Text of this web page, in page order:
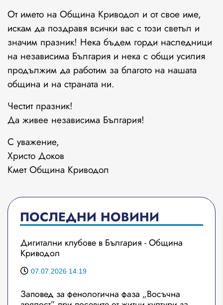
От името на Община Криводол и от свое име,
искам да поздравя всички вас с този светъл и
значим празник! Нека бъдем горди наследници
на независима България и нека с общи усилия
продължим да работим за благото на нашата
община и на страната ни.
Честит празник!
Да живее независима България!
С уважение,
Христо Доков
Кмет Община Криводол
ПОСЛЕДНИ НОВИНИ
Дигитални клубове в България - Община
Криводол
07.07.2026 14:19
Заповед за фенологична фаза „Восъчна